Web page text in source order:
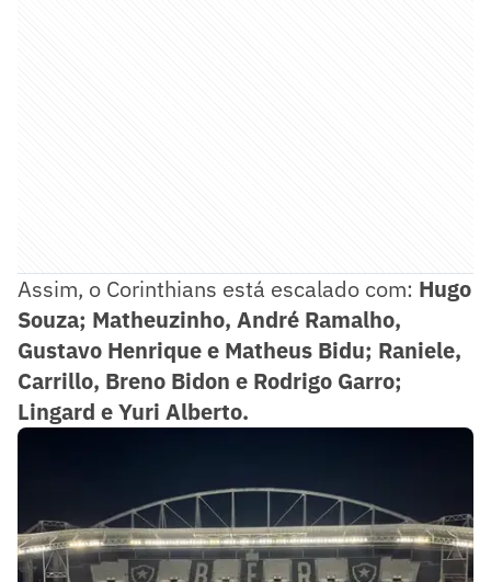
Assim, o Corinthians está escalado com: Hugo
Souza; Matheuzinho, André Ramalho,
Gustavo Henrique e Matheus Bidu; Raniele,
Carrillo, Breno Bidon e Rodrigo Garro;
Lingard e Yuri Alberto.